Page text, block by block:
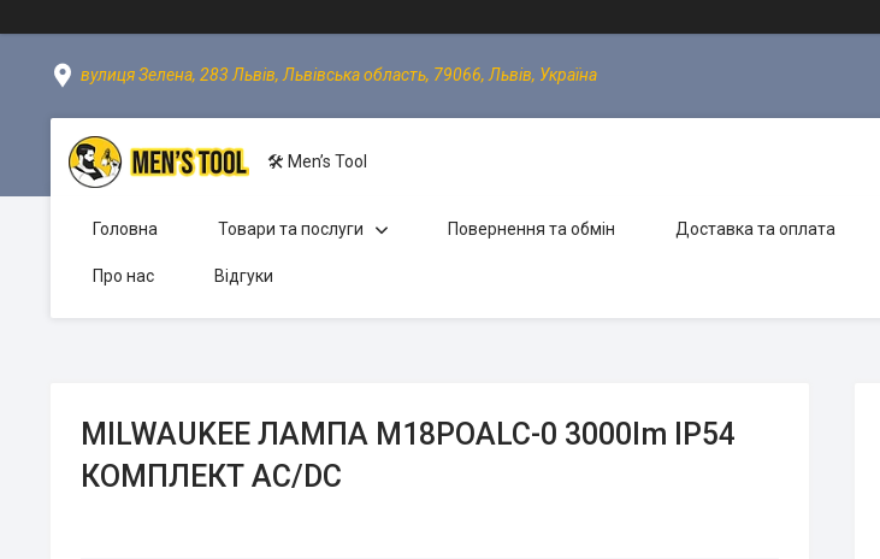
вулиця Зелена, 283 Львів, Львівська область, 79066, Львів, Україна
🛠 Men’s Tool
Головна Товари та послуги Повернення та обмін Доставка та оплата
Про нас Відгуки
MILWAUKEE ЛАМПА M18POALC-0 3000lm IP54
КОМПЛЕКТ AC/DC